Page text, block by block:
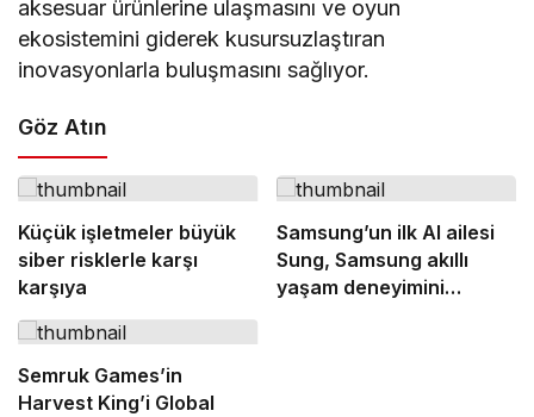
aksesuar ürünlerine ulaşmasını ve oyun
ekosistemini giderek kusursuzlaştıran
inovasyonlarla buluşmasını sağlıyor.
Göz Atın
Küçük işletmeler büyük
siber risklerle karşı
karşıya
Samsung’un ilk AI ailesi
Sung, Samsung akıllı
yaşam deneyimini
Semruk Games’in
Harvest King’i Global